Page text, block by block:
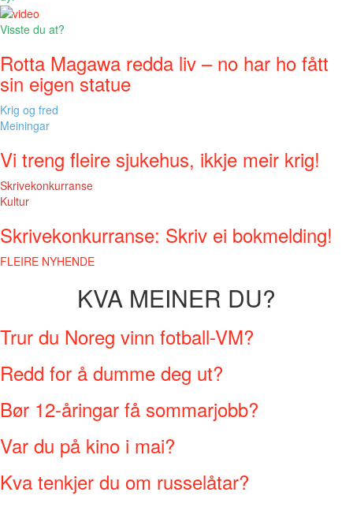
Visste du at?
Rotta Magawa redda liv – no har ho fått
sin eigen statue
Krig og fred
Meiningar
Vi treng fleire sjukehus, ikkje meir krig!
Skrivekonkurranse
Kultur
Skrivekonkurranse: Skriv ei bokmelding!
FLEIRE NYHENDE
KVA MEINER DU?
Trur du Noreg vinn fotball-VM?
Redd for å dumme deg ut?
Bør 12-åringar få sommarjobb?
Var du på kino i mai?
Kva tenkjer du om russelåtar?